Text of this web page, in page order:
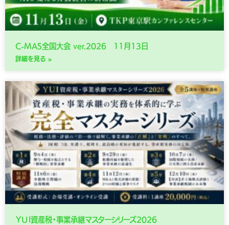
C-MAS全国大会 ver.2026 11月13日
詳細を見る »
ＹＵＩ資産税・事業承継マスターシリーズ2026